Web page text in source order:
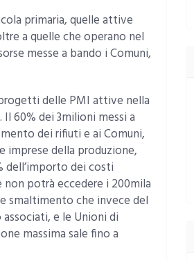
primaria, quelle attive
a quelle che operano nel
messe a bando i Comuni,
delle PMI attive nella
60% dei 3milioni messi a
dei rifiuti e ai Comuni,
imprese della produzione,
dell’importo dei costi
potrà eccedere i 200mila
smaltimento che invece del
e le Unioni di
massima sale fino a